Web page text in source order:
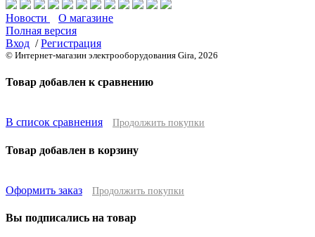
Новости
О магазине
Полная версия
Вход /Регистрация
© Интернет-магазин электрооборудования Gira, 2026
Товар добавлен к сравнению
В список сравнения Продолжить покупки
Товар добавлен в корзину
Оформить заказ Продолжить покупки
Вы подписались на товар